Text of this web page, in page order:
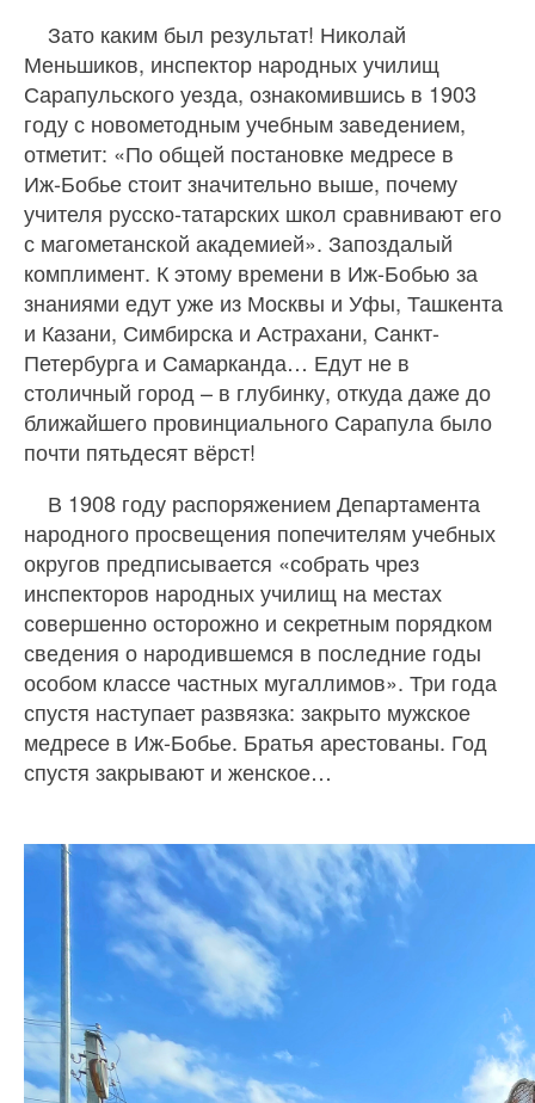
Зато каким был результат! Николай
Меньшиков, инспектор народных училищ
Сарапульского уезда, ознакомившись в 1903
году с новометодным учебным заведением,
отметит: «По общей постановке медресе в
Иж‑Бобье стоит значительно выше, почему
учителя русско-татарских школ сравнивают его
с магометанской академией». Запоздалый
комплимент. К этому времени в Иж‑Бобью за
знаниями едут уже из Москвы и Уфы, Ташкента
и Казани, Симбирска и Астрахани, Санкт-
Петербурга и Самарканда… Едут не в
столичный город – в глубинку, откуда даже до
ближайшего провинциального Сарапула было
почти пятьдесят вёрст!
В 1908 году распоряжением Департамента
народного просвещения попечителям учебных
округов предписывается «собрать чрез
инспекторов народных училищ на местах
совершенно осторожно и секретным порядком
сведения о народившемся в последние годы
особом классе частных мугаллимов». Три года
спустя наступает развязка: закрыто мужское
медресе в Иж-Бобье. Братья арестованы. Год
спустя закрывают и женское…